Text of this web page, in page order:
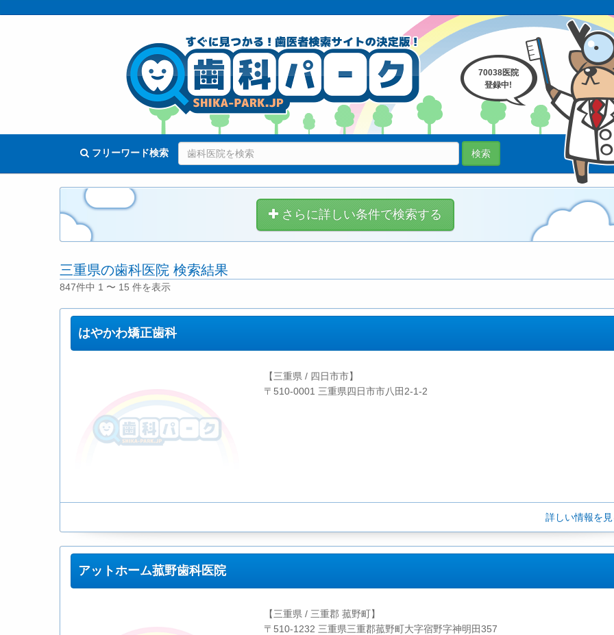
70038医院
登録中!
フリーワード検索 検索
さらに詳しい条件で検索する
三重県の歯科医院 検索結果
847件中 1 〜 15 件を表示
はやかわ矯正歯科
【三重県 / 四日市市】
〒510-0001 三重県四日市市八田2-1-2
詳しい情報を
アットホーム菰野歯科医院
【三重県 / 三重郡 菰野町】
〒510-1232 三重県三重郡菰野町大字宿野字神明田357